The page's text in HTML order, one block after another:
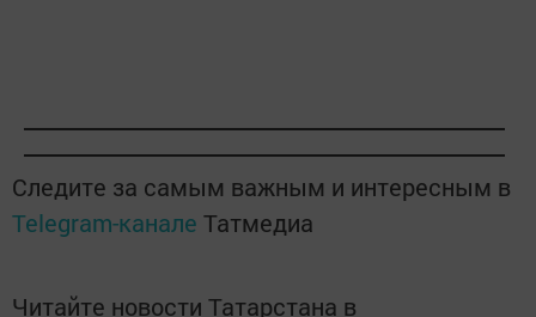
Следите за самым важным и интересным в
Telegram-канале Татмедиа
Читайте новости Татарстана в